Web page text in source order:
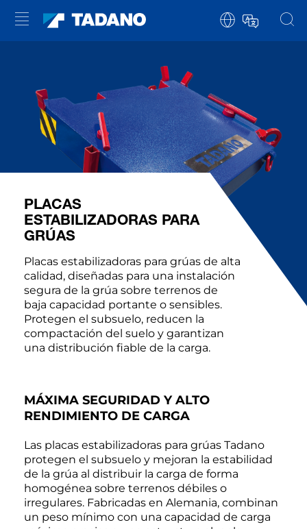
PLACAS
ESTABILIZADORAS PARA
GRÚAS
Placas estabilizadoras para grúas de alta
calidad, diseñadas para una instalación
segura de la grúa sobre terrenos de
baja capacidad portante o sensibles.
Protegen el subsuelo, reducen la
compactación del suelo y garantizan
una distribución fiable de la carga.
MÁXIMA SEGURIDAD Y ALTO
RENDIMIENTO DE CARGA
Las placas estabilizadoras para grúas Tadano
protegen el subsuelo y mejoran la estabilidad
de la grúa al distribuir la carga de forma
homogénea sobre terrenos débiles o
irregulares. Fabricadas en Alemania, combinan
un peso mínimo con una capacidad de carga